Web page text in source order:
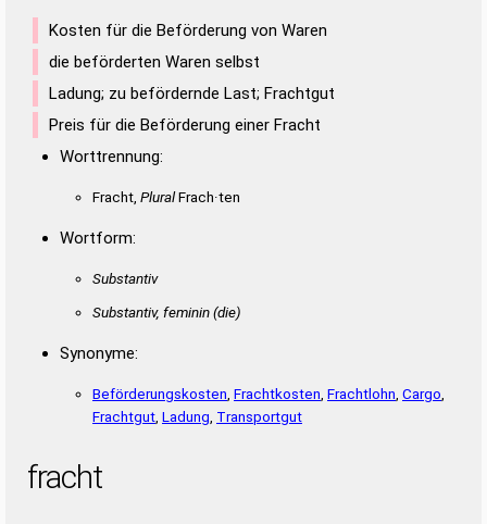
Kosten für die Beförderung von Waren
die beförderten Waren selbst
Ladung; zu befördernde Last; Frachtgut
Preis für die Beförderung einer Fracht
Worttrennung:
Fracht, PluralFrach·ten
Wortform:
Substantiv
Substantiv, feminin(die)
Synonyme:
Beförderungskosten Frachtkosten Frachtlohn Cargo
Frachtgut Ladung Transportgut
fracht